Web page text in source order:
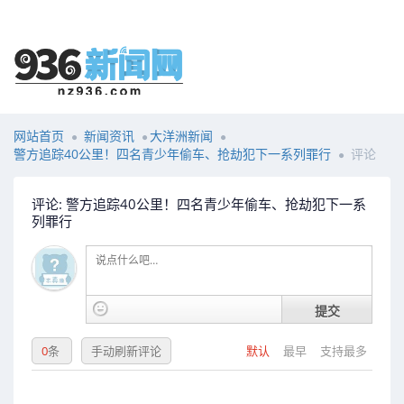
网站首页 新闻资讯
大洋洲新闻
警方追踪40公里！四名青少年偷车、抢劫犯下一系列罪行
评论
评论: 警方追踪40公里！四名青少年偷车、抢劫犯下一系
列罪行
提交
默认 最早 支持最多
0条 手动刷新评论